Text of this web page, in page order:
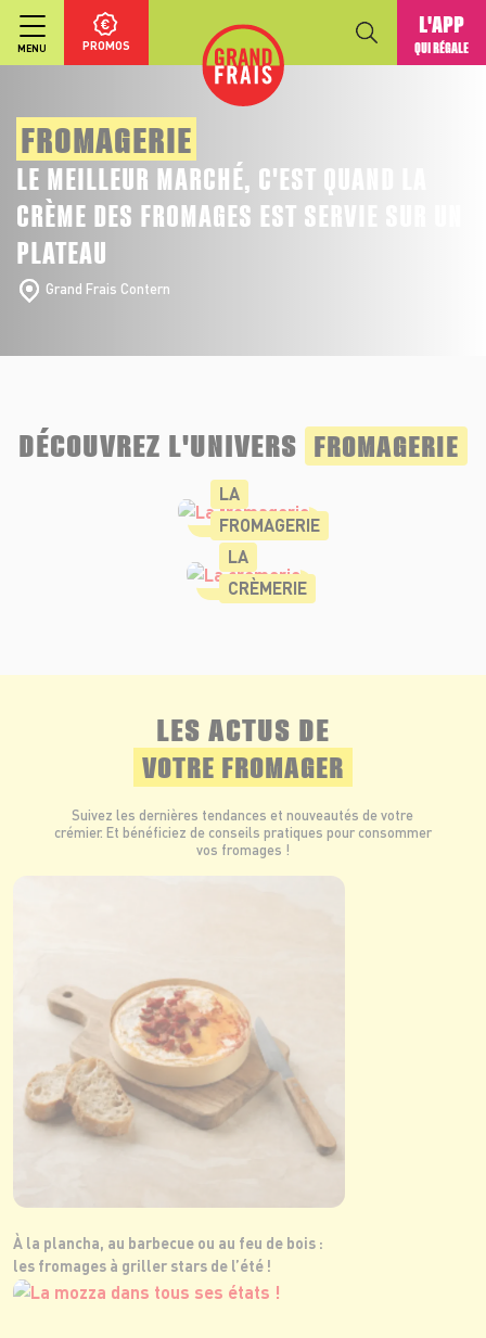
MENU PROMOS
L'APP
QUI RÉGALE
FROMAGERIE
LE MEILLEUR MARCHÉ, C'EST QUAND LA
CRÈME DES FROMAGES EST SERVIE SUR UN
PLATEAU
Grand Frais Contern
DÉCOUVREZ L'UNIVERS FROMAGERIE
LA
FROMAGERIE
LA
CRÈMERIE
LES ACTUS DE
VOTRE FROMAGER
Suivez les dernières tendances et nouveautés de votre
crémier. Et bénéficiez de conseils pratiques pour consommer
vos fromages !
À la plancha, au barbecue ou au feu de bois :
les fromages à griller stars de l’été !